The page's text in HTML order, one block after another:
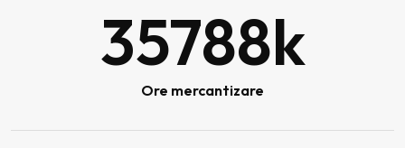
35788k
Ore mercantizare